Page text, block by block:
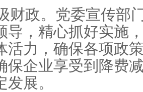
财政。党委宣传部
导，精心抓好实施
活力，确保各项政
保企业享受到降费
展。